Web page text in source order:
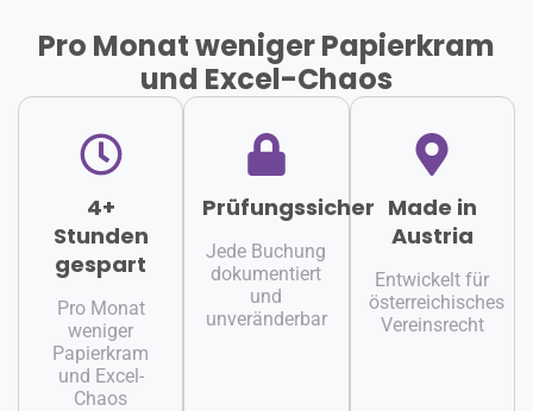
Pro Monat weniger Papierkram
und Excel-Chaos
4+
Stunden
gespart
Pro Monat
weniger
Papierkram
und Excel-
Chaos
Prüfungssicher
Jede Buchung
dokumentiert
und
unveränderbar
Made in
Austria
Entwickelt für
österreichisches
Vereinsrecht